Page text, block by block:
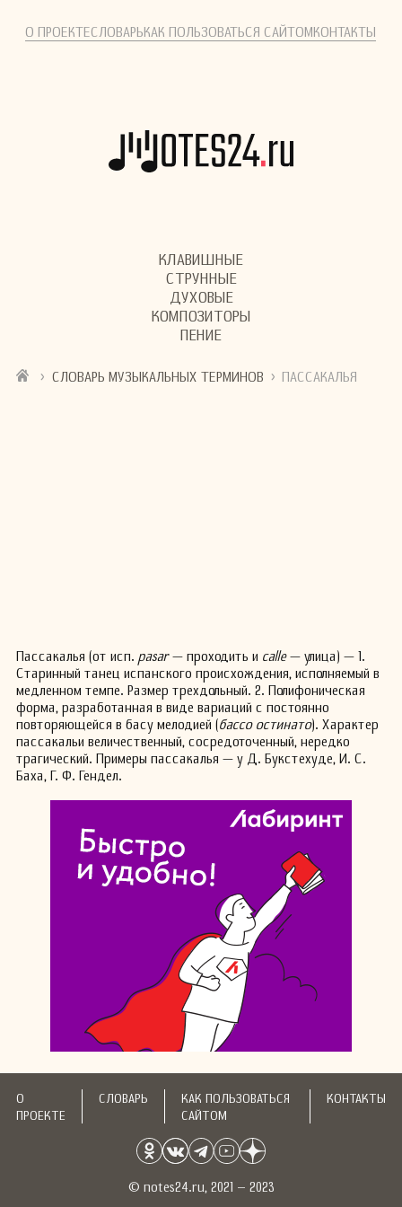
О ПРОЕКТЕСЛОВАРЬКАК ПОЛЬЗОВАТЬСЯ САЙТОМКОНТАКТЫ
КЛАВИШНЫЕ
СТРУННЫЕ
ДУХОВЫЕ
КОМПОЗИТОРЫ
ПЕНИЕ
› СЛОВАРЬ МУЗЫКАЛЬНЫХ ТЕРМИНОВ › ПАССАКАЛЬЯ
Пассакалья (от исп. pasar— проходить и calle— улица) — 1.
Старинный танец испанского происхождения, исполняемый в
медленном темпе. Размер трехдольный. 2. Полифоническая
форма, разработанная в виде вариаций с постоянно
повторяющейся в басу мелодией (бассо остинато). Характер
пассакальи величественный, сосредоточенный, нередко
трагический. Примеры пассакалья — у Д. Букстехуде, И. С.
Баха, Г. Ф. Гендел.
О
ПРОЕКТЕ
СЛОВАРЬ
КАК ПОЛЬЗОВАТЬСЯ
САЙТОМ
КОНТАКТЫ
© notes24.ru, 2021 – 2023